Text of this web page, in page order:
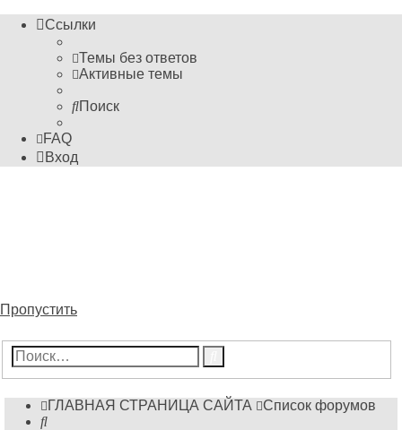
Ссылки
Темы без ответов
Активные темы
Поиск
FAQ
Вход
Пропустить
ГЛАВНАЯ СТРАНИЦА САЙТА
Список форумов
Поиск